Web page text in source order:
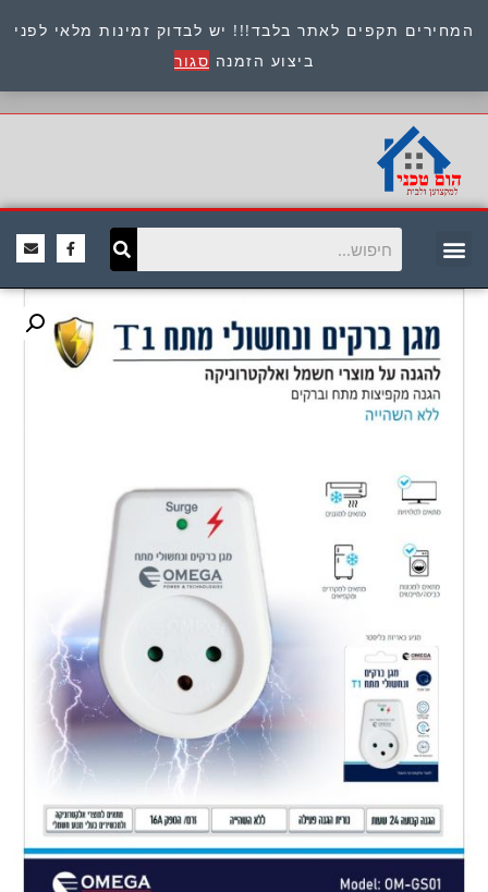
המחירים תקפים לאתר בלבד!!! יש לבדוק זמינות מלאי לפני
ביצוע הזמנה סגור
כתובת : היוזמים 9 אור יהודה שירות לקוחות 054-
8945722